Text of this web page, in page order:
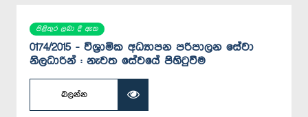
පිළිතුර ලබා දී ඇත
0174/2015 - විශ්‍රාමික අධ්‍යාපන පරිපාලන සේවා
නිලධාරින් : නැවත සේවයේ පිහිටුවීම
බලන්න